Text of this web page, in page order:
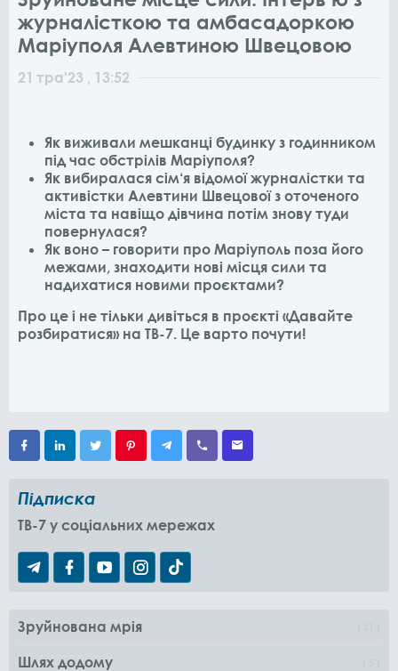
журналісткою та амбасадоркою
Маріуполя Алевтиною Швецовою
21 тра'23 , 13:52
Як виживали мешканці будинку з годинником
під час обстрілів Маріуполя?
Як вибиралася сім‘я відомої журналістки та
активістки Алевтини Швецової з оточеного
міста та навіщо дівчина потім знову туди
повернулася?
Як воно – говорити про Маріуполь поза його
межами, знаходити нові місця сили та
надихатися новими проєктами?
Про це і не тільки дивіться в проєкті «Давайте
розбиратися» на ТВ-7. Це варто почути!
Підписка
TB-7 у соціальних мережах
Зруйнована мрія
Шлях додому